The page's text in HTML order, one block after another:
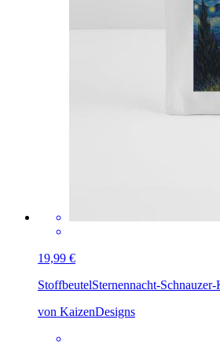
19,99 €
StoffbeutelSternennacht-
von KaizenDesigns